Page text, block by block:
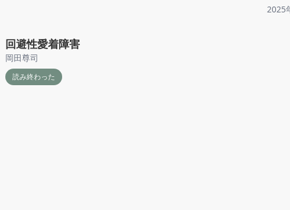
2025
回避性愛着障害
岡田尊司
読み終わった